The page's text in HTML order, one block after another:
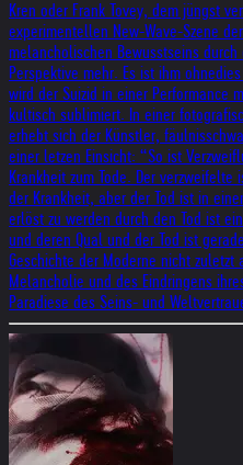
Kren oder Frank Tovey, dem jüngst
experimentellen New-Wave-Szene
melancholischen Bewusstseins
Perspektive mehr. Es ist ihm
wird der Suizid in einer Performance
kultisch sublimiert. In einer
erhebt sich der Künstler,
einer letzen Einsicht: “So ist
Krankheit zum Tode. Der
der Krankheit, aber der Tod ist in
erlöst zu werden durch den Tod ist
und deren Qual und der Tod ist
Geschichte der Moderne nicht zuletzt
Melancholie und des Eindringens
Paradiese des Seins- und